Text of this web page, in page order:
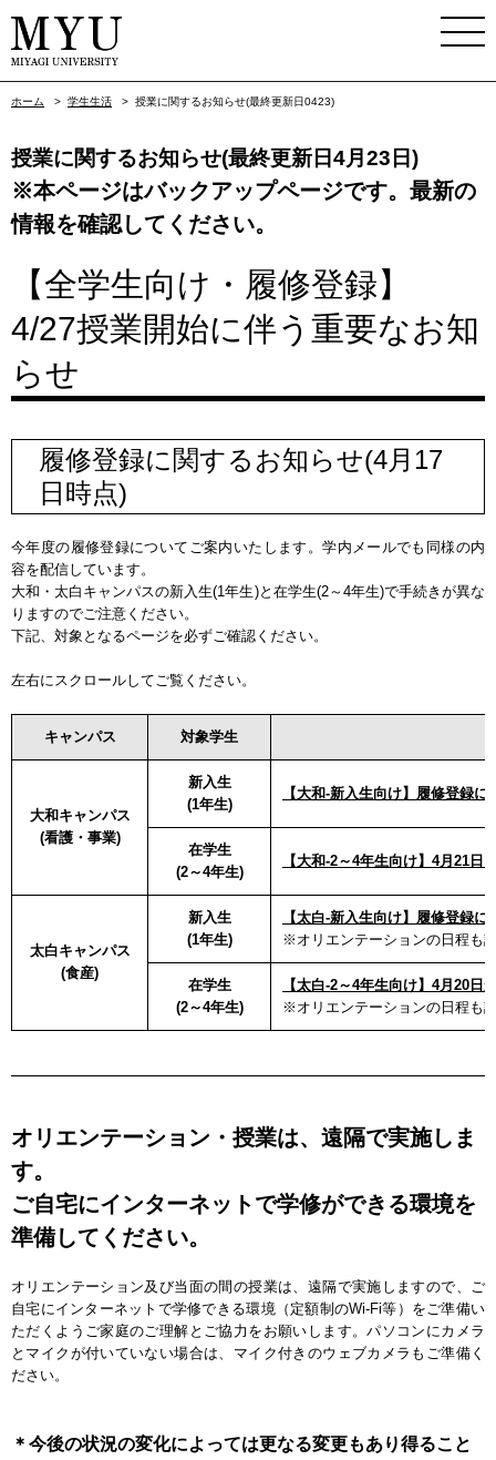
ホーム > 学生生活 > 授業に関するお知らせ(最終更新日0423)
授業に関するお知らせ(最終更新日4月23日)
※本ページはバックアップページです。最新の
情報を確認してください。
【全学生向け・履修登録】
4/27授業開始に伴う重要なお知
らせ
履修登録に関するお知らせ(4月17
日時点)
今年度の履修登録についてご案内いたします。学内メールでも同様の内
容を配信しています。
大和・太白キャンパスの新入生(1年生)と在学生(2～4年生)で手続きが異な
りますのでご注意ください。
下記、対象となるページを必ずご確認ください。
左右にスクロールしてご覧ください。
キャンパス 対象学生
大和キャンパス
(看護・事業)
新入生
(1年生)
【大和-新入生向け】履修登録
在学生
(2～4年生)
【大和-2～4年生向け】4月21日
太白キャンパス
(食産)
新入生
(1年生)
【太白-新入生向け】履修登録
※オリエンテーションの日程も
在学生
(2～4年生)
【太白-2～4年生向け】4月20
※オリエンテーションの日程も
オリエンテーション・授業は、遠隔で実施しま
す。
ご自宅にインターネットで学修ができる環境を
準備してください。
オリエンテーション及び当面の間の授業は、遠隔で実施しますので、ご
自宅にインターネットで学修できる環境（定額制のWi-Fi等）をご準備い
ただくようご家庭のご理解とご協力をお願いします。パソコンにカメラ
とマイクが付いていない場合は、マイク付きのウェブカメラもご準備く
ださい。
＊今後の状況の変化によっては更なる変更もあり得ること